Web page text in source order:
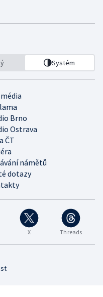
Systém
Brno
Ostrava
ČT
námětů
dotazy
X Threads